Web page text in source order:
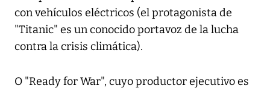
con vehículos eléctricos (el protagonista de
"Titanic" es un conocido portavoz de la lucha
contra la crisis climática).
O "Ready for War", cuyo productor ejecutivo es